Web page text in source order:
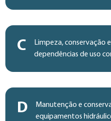
C
Limpeza, conservação
dependências de uso
D
Manutenção e
equipamentos